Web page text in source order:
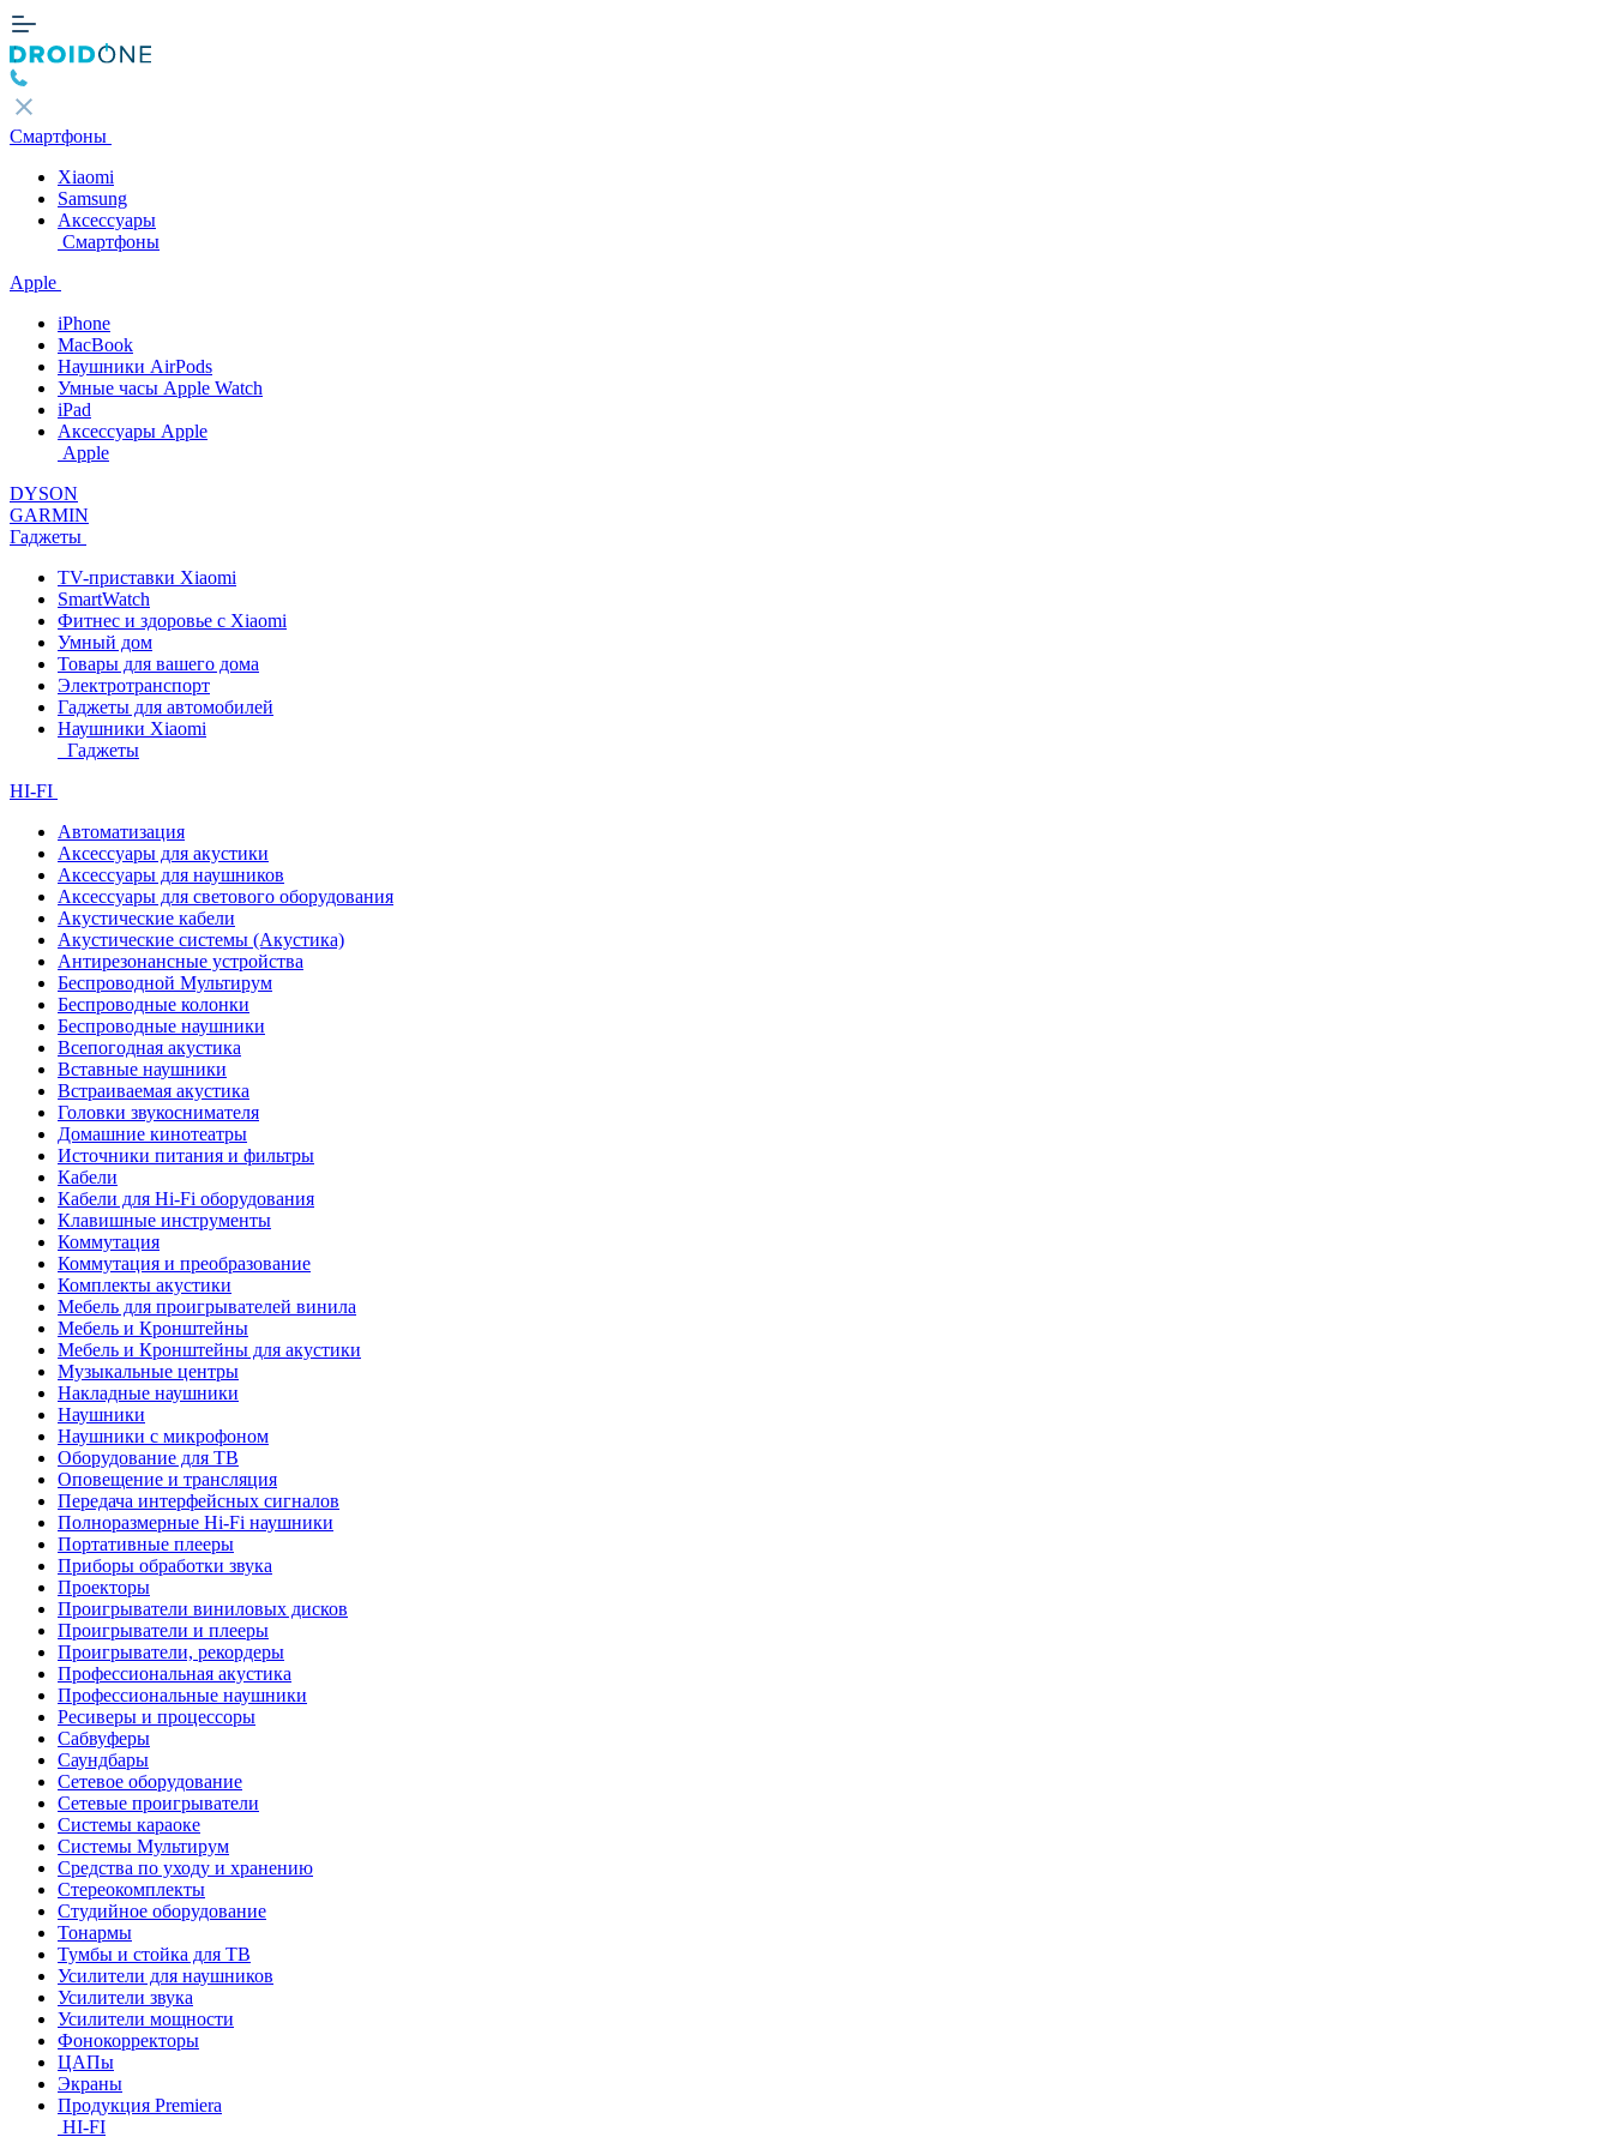
Смартфоны
Xiaomi
Samsung
Аксессуары
Смартфоны
Apple
iPhone
MacBook
Наушники AirPods
Умные часы Apple Watch
iPad
Аксессуары Apple
Apple
DYSON
GARMIN
Гаджеты
TV-приставки Xiaomi
SmartWatch
Фитнес и здоровье с Xiaomi
Умный дом
Товары для вашего дома
Электротранспорт
Гаджеты для автомобилей
Наушники Xiaomi
Гаджеты
HI-FI
Автоматизация
Аксессуары для акустики
Аксессуары для наушников
Аксессуары для светового оборудования
Акустические кабели
Акустические системы (Акустика)
Антирезонансные устройства
Беспроводной Мультирум
Беспроводные колонки
Беспроводные наушники
Всепогодная акустика
Вставные наушники
Встраиваемая акустика
Головки звукоснимателя
Домашние кинотеатры
Источники питания и фильтры
Кабели
Кабели для Hi-Fi оборудования
Клавишные инструменты
Коммутация
Коммутация и преобразование
Комплекты акустики
Мебель для проигрывателей винила
Мебель и Кронштейны
Мебель и Кронштейны для акустики
Музыкальные центры
Накладные наушники
Наушники
Наушники с микрофоном
Оборудование для ТВ
Оповещение и трансляция
Передача интерфейсных сигналов
Полноразмерные Hi-Fi наушники
Портативные плееры
Приборы обработки звука
Проекторы
Проигрыватели виниловых дисков
Проигрыватели и плееры
Проигрыватели, рекордеры
Профессиональная акустика
Профессиональные наушники
Ресиверы и процессоры
Сабвуферы
Саундбары
Сетевое оборудование
Сетевые проигрыватели
Системы караоке
Системы Мультирум
Средства по уходу и хранению
Стереокомплекты
Студийное оборудование
Тонармы
Тумбы и стойка для ТВ
Усилители для наушников
Усилители звука
Усилители мощности
Фонокорректоры
ЦАПы
Экраны
Продукция Premiera
HI-FI